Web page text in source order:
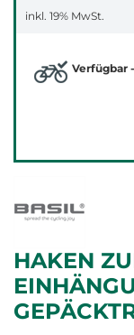
inkl. 19% MwSt.
Verfügbar
HAKEN